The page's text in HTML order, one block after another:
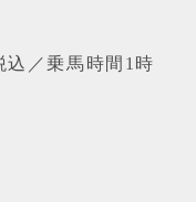
込／乗馬時間1時